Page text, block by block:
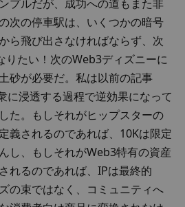
プルだが、成功への道もまた非
次の停車駅は、いくつかの暗号
ら飛び出さなければならず、次
りたい！次のWeb3ディズニーに
砂が必要だ。私は以前の記事
に浸透する過程で逆効果になって
た。もしそれがヒップスターの
義されるのであれば、10Kは限定
し、もしそれがWeb3特有の資産
れるのであれば、IPは最終的
の束ではなく、コミュニティへ